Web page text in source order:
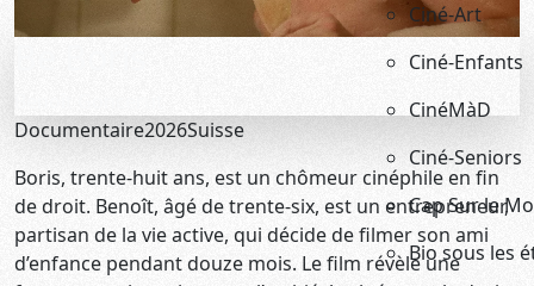
Ciné-Art
Ciné-Enfants
CinéMàD
Ciné-Seniors
Cap Sur le
Bio sous les
Documentaire2026Suisse
Boris, trente-huit ans, est un chômeur cinéphile en fin
de droit. Benoît, âgé de trente-six, est un entrepreneur,
partisan de la vie active, qui décide de filmer son ami
d’enfance pendant douze mois. Le film révèle une